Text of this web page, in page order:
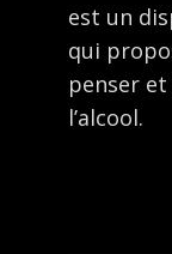
est un
qui
penser et
l’alcool.